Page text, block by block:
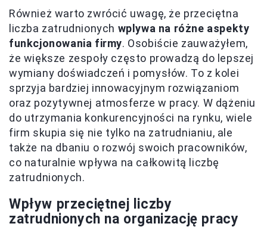
Również warto zwrócić uwagę, że przeciętna
liczba zatrudnionych wplywa na różne aspekty
funkcjonowania firmy. Osobiście zauważyłem,
że większe zespoły często prowadzą do lepszej
wymiany doświadczeń i pomysłów. To z kolei
sprzyja bardziej innowacyjnym rozwiązaniom
oraz pozytywnej atmosferze w pracy. W dążeniu
do utrzymania konkurencyjności na rynku, wiele
firm skupia się nie tylko na zatrudnianiu, ale
także na dbaniu o rozwój swoich pracowników,
co naturalnie wpływa na całkowitą liczbę
zatrudnionych.
Wpływ przeciętnej liczby
zatrudnionych na organizację pracy